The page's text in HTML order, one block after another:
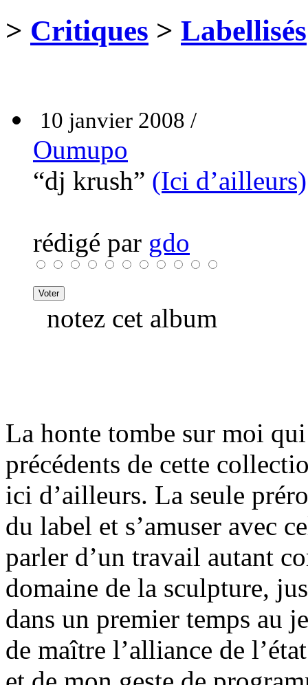
> Critiques > Labellisés
10 janvier 2008 /
Oumupo
“dj krush” (Ici d’ailleurs)
rédigé par gdo
notez cet album
La honte tombe sur moi
précédents de cette
ici d’ailleurs. La seule
du label et s’amuser avec
parler d’un travail autant
domaine de la sculpture,
dans un premier temps au
de maître l’alliance de